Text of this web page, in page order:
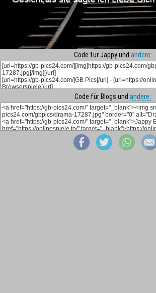
Code für Jappy und andere:
Code für Blogs und andere: